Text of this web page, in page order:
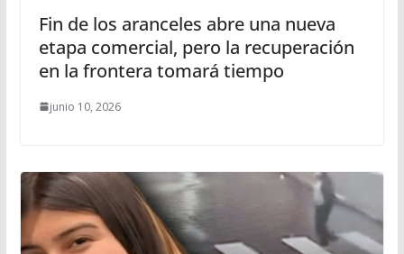
Fin de los aranceles abre una nueva
etapa comercial, pero la recuperación
en la frontera tomará tiempo
junio 10, 2026